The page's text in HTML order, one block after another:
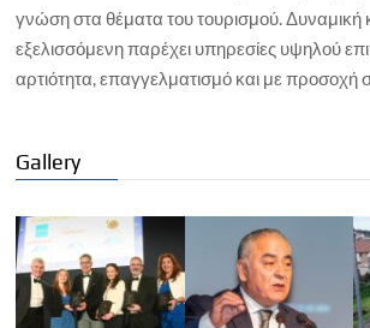
γνώση στα θέματα του τουρισμού. Δυναμική
εξελισσόμενη παρέχει υπηρεσίες υψηλού
αρτιότητα, επαγγελματισμό και με προσοχή
Gallery